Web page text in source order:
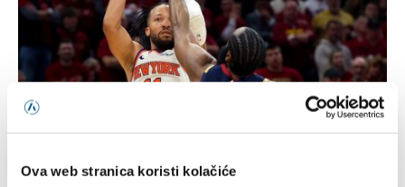
Ova web stranica koristi kolačiće
Knicksi upisali novu pobjedu nad Clevelandom i